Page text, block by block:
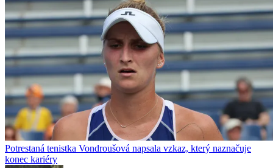
Potrestaná tenistka Vondroušová napsala vzkaz, který naznačuje
konec kariéry